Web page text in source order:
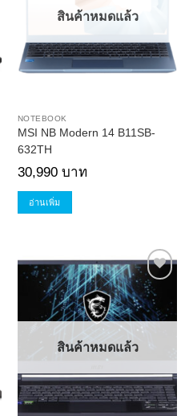
สินค้าหมดแล้ว
NOTEBOOK
MSI NB Modern 14 B11SB-
632TH
30,990 บาท
อ่านเพิ่ม
Add to
Wishlist
สินค้าหมดแล้ว